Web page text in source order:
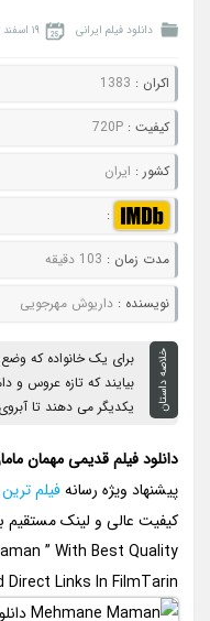
دانلود فیلم ایرانی ۱۹ اسفند ۱۳۹۸
اکران : 1383
کيفيت :720P
کشور : ایران
:
مدت زمان : 103 دقیقه
نويسنده :داریوش مهرجویی
خلاصه داستان
برای یک خانواده که
بیایند که تازه عروس
یکدیگر می دهند تا
دانلود فیلم قدیمی مهمان
پیشنهاد ویژه رسانهفیلم ترین
کیفیت عالی و لینک مستقیم
” With Best Quality
Direct Links In FilmTarin